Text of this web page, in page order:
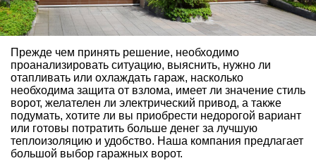
Прежде чем принять решение, необходимо
проанализировать ситуацию, выяснить, нужно ли
отапливать или охлаждать гараж, насколько
необходима защита от взлома, имеет ли значение стиль
ворот, желателен ли электрический привод, а также
подумать, хотите ли вы приобрести недорогой вариант
или готовы потратить больше денег за лучшую
теплоизоляцию и удобство. Наша компания предлагает
большой выбор гаражных ворот.